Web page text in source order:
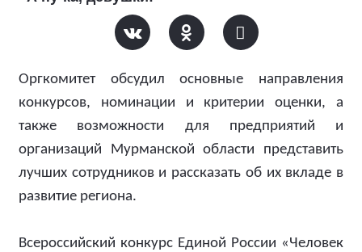
Оргкомитет обсудил основные направления
конкурсов, номинации и критерии оценки, а
также возможности для предприятий и
организаций Мурманской области представить
лучших сотрудников и рассказать об их вкладе в
развитие региона.
Всероссийский конкурс Единой России «Человек